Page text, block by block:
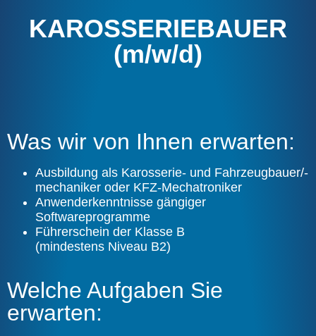
KAROSSERIEBAUER
(m/w/d)
Was wir von Ihnen erwarten:
Ausbildung als Karosserie- und Fahrzeugbauer/-
mechaniker oder KFZ-Mechatroniker
Anwenderkenntnisse gängiger
Softwareprogramme
Führerschein der Klasse B
(mindestens Niveau B2)
Welche Aufgaben Sie
erwarten: